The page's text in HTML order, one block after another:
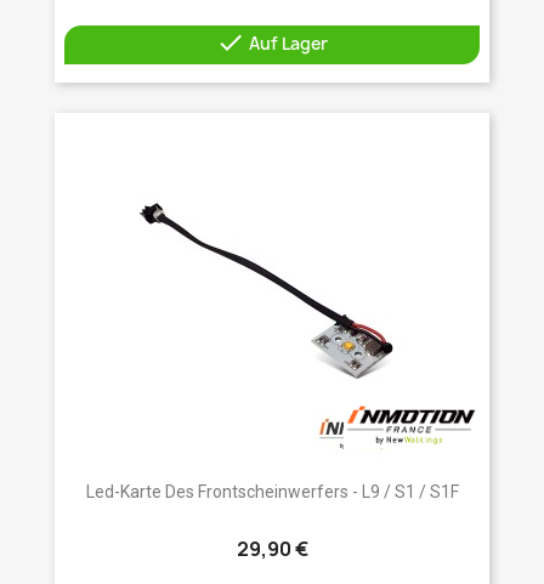
 Auf Lager
Led-Karte Des Frontscheinwerfers - L9 / S1 / S1F
29,90 €